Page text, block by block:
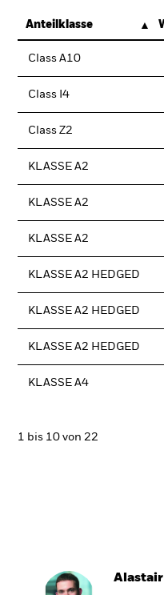
Anteilklasse
Class A10
Class I4
Class Z2
KLASSE A2
KLASSE A2
KLASSE A2
KLASSE A2 HEDGED
KLASSE A2 HEDGED
KLASSE A2 HEDGED
KLASSE A4
1 bis 10 von 22